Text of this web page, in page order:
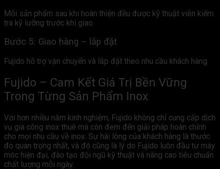
Mỗi sản phẩm sau khi hoàn thiện đều được kỹ thuật viên kiểm
tra kỹ lưỡng trước khi giao.
Bước 5: Giao hàng – lắp đặt
Fujido hỗ trợ vận chuyển và lắp đặt theo nhu cầu khách hàng.
Fujido – Cam Kết Giá Trị Bền Vững
Trong Từng Sản Phẩm Inox
Với hơn nhiều năm kinh nghiệm, Fujido không chỉ cung cấp dịch
vụ gia công inox thuê mà còn đem đến giải pháp hoàn chỉnh
cho mọi nhu cầu về inox. Sự hài lòng của khách hàng là thước
đo quan trọng nhất, và đó cũng là lý do Fujido luôn đầu tư máy
móc hiện đại, đào tạo đội ngũ kỹ thuật và nâng cao tiêu chuẩn
chất lượng mỗi ngày.